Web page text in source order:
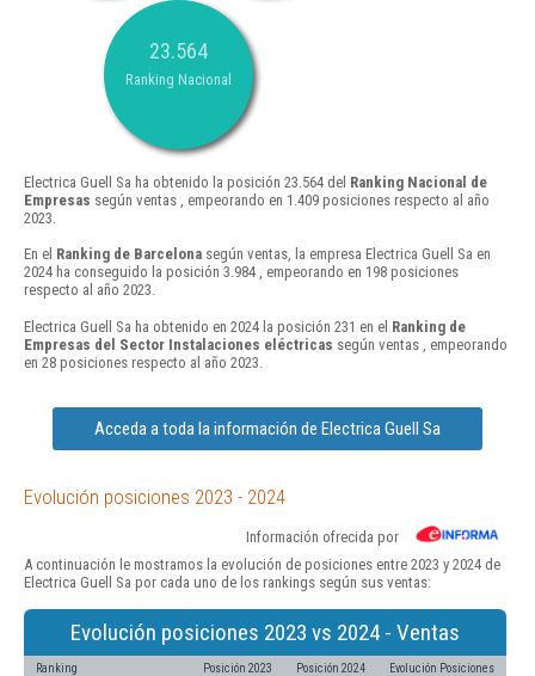
23.564
Ranking Nacional
Electrica Guell Sa ha obtenido la posición 23.564 del Ranking Nacional de
Empresas según ventas , empeorando en 1.409 posiciones respecto al año
2023.
En el Ranking de Barcelona según ventas, la empresa Electrica Guell Sa en
2024 ha conseguido la posición 3.984 , empeorando en 198 posiciones
respecto al año 2023.
Electrica Guell Sa ha obtenido en 2024 la posición 231 en el Ranking de
Empresas del Sector Instalaciones eléctricas según ventas , empeorando
en 28 posiciones respecto al año 2023.
Acceda a toda la información de Electrica Guell Sa
Evolución posiciones 2023 - 2024
Información ofrecida por
A continuación le mostramos la evolución de posiciones entre 2023 y 2024 de
Electrica Guell Sa por cada uno de los rankings según sus ventas:
Evolución posiciones 2023 vs 2024 - Ventas
Ranking Posición 2023 Posición 2024 Evolución Posiciones